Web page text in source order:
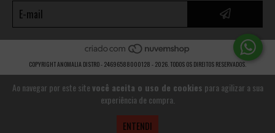
Ao navegar por este sitevocê aceita o uso de cookies para agilizar a sua
experiência de compra.
ENTENDI
COPYRIGHT ANOMALIA DISTRO - 24696588000128 - 2026. TODOS OS DIREITOS RESERVADOS.